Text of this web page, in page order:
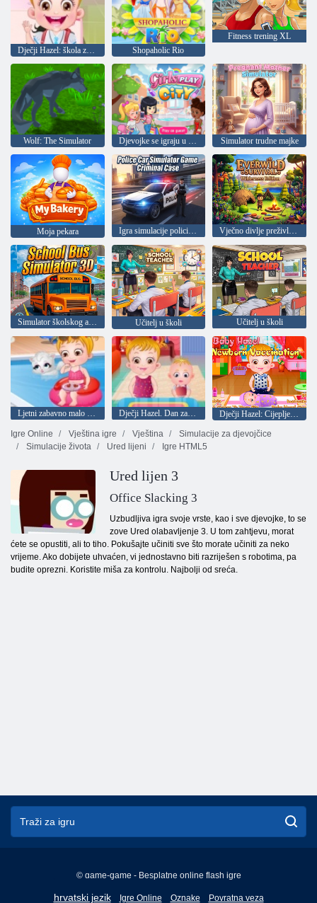
Dječji Hazel: škola zdravstvenog Shopaholic Rio
Fitness trening XL
Wolf: The Simulator Simulator trudne majke
Moja pekara Igra simulacije policijskog automobila, kazneni slučaj Vječno divlje preživljavanje
Simulator školskog autobusa 3D Učitelj u školi Učitelj u školi
Dječji Hazel. Dan zahvalnosti za odmor
Dječji Hazel: Cijepljenje novorođenčeta
Igre Online
Vještina igre Vještina
Simulacije za djevojčice
Simulacije života
Ured lijeni Igre HTML5
Ured lijen 3
Office Slacking 3
Uzbudljiva igra svoje vrste, kao i sve djevojke, to se
zove Ured olabavljenje 3. U tom zahtjevu, morat
ćete se opustiti, ali to tiho. Pokušajte učiniti sve što morate učiniti za neko
vrijeme. Ako dobijete uhvaćen, vi jednostavno biti razriješen s robotima, pa
budite oprezni. Koristite miša za kontrolu. Najbolji od sreća.
© game-game - Besplatne online flash igre
hrvatski jezik
English
Igre Online Oznake Povratna veza